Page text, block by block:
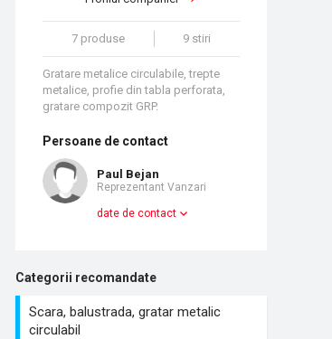
7 produse 9 stiri
Gratare metalice circulabile, trepte
metalice, profie din tabla perforata,
gratare compozit GRP.
Persoane de contact
Paul Bejan
Reprezentant Vanzari
date de contact
Categorii recomandate
Scara, balustrada, gratar metalic
circulabil